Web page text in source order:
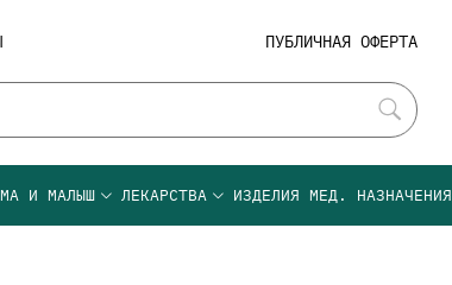
ПУБЛИЧНАЯ ОФЕРТА
И МАЛЫШ ЛЕКАРСТВА ИЗДЕЛИЯ МЕД. НАЗНАЧЕНИЯ